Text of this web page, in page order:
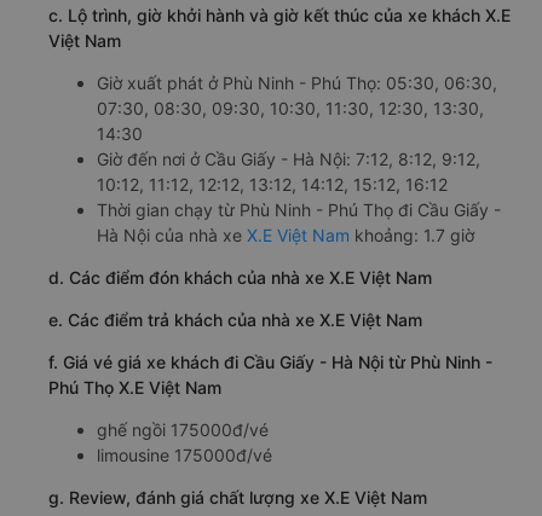
c. Lộ trình, giờ khởi hành và giờ kết thúc của xe khách X.E
Việt Nam
Giờ xuất phát ở Phù Ninh - Phú Thọ: 05:30, 06:30,
07:30, 08:30, 09:30, 10:30, 11:30, 12:30, 13:30,
14:30
Giờ đến nơi ở Cầu Giấy - Hà Nội: 7:12, 8:12, 9:12,
10:12, 11:12, 12:12, 13:12, 14:12, 15:12, 16:12
Thời gian chạy từ Phù Ninh - Phú Thọ đi Cầu Giấy -
Hà Nội của nhà xe X.E Việt Nam khoảng: 1.7 giờ
d. Các điểm đón khách của nhà xe X.E Việt Nam
e. Các điểm trả khách của nhà xe X.E Việt Nam
f. Giá vé giá xe khách đi Cầu Giấy - Hà Nội từ Phù Ninh -
Phú Thọ X.E Việt Nam
ghế ngồi 175000đ/vé
limousine 175000đ/vé
g. Review, đánh giá chất lượng xe X.E Việt Nam